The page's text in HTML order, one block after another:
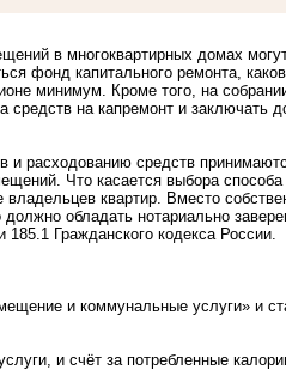
в многоквартирных домах
фонд капитального ремонта,
минимум. Кроме того, на
на капремонт и заключать
и расходованию средств
Что касается выбора
квартир. Вместо
обладать нотариально
Гражданского кодекса России.
и коммунальные услуги» и
и счёт за потребленные